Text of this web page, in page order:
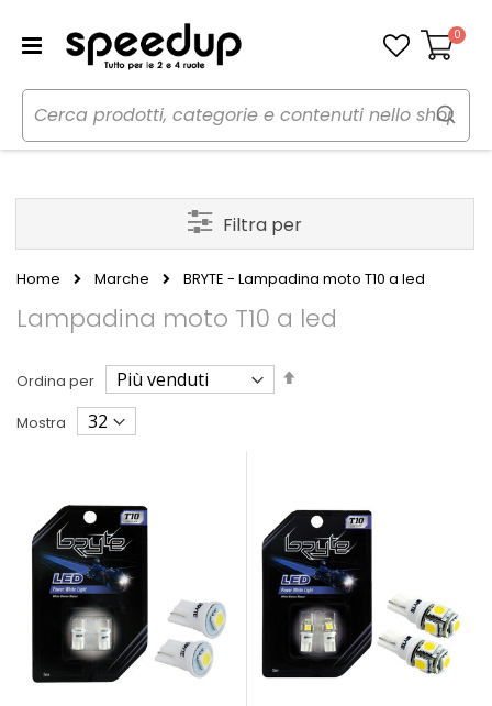
Carrello
0
Home Marche BRYTE - Lampadina moto T10 a led
Lampadina moto T10 a led
Ordina per
Imposta
Mostra
Filtra per